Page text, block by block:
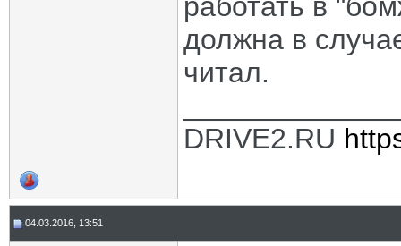
должна в
читал.
DRIVE2.RU
04.03.2016, 13:51